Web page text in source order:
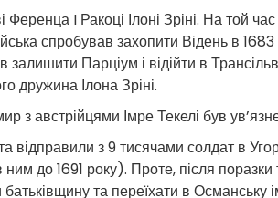
I Ракоці Ілоні Зріні. На той
спробував захопити Відень в
Парціум і відійти в
дружина Ілона Зріні.
з австрійцями Імре Текелі був
відправили з 9 тисячами солдат в
ним до 1691 року). Проте, після
та переїхати в Османську